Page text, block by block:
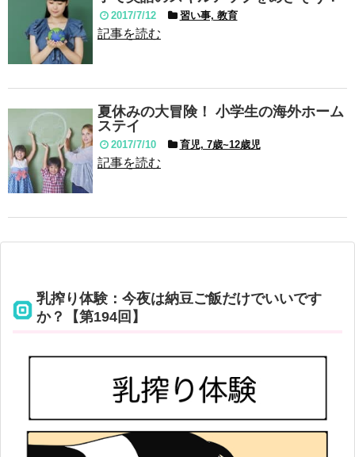
2017/7/12 習い事, 教育
記事を読む
夏休みの大冒険！ 小学生の海外ホーム
ステイ
2017/7/10 育児, 7歳~12歳児
記事を読む
乳搾り体験：今夜は納豆ご飯だけでいいです
か？【第194回】